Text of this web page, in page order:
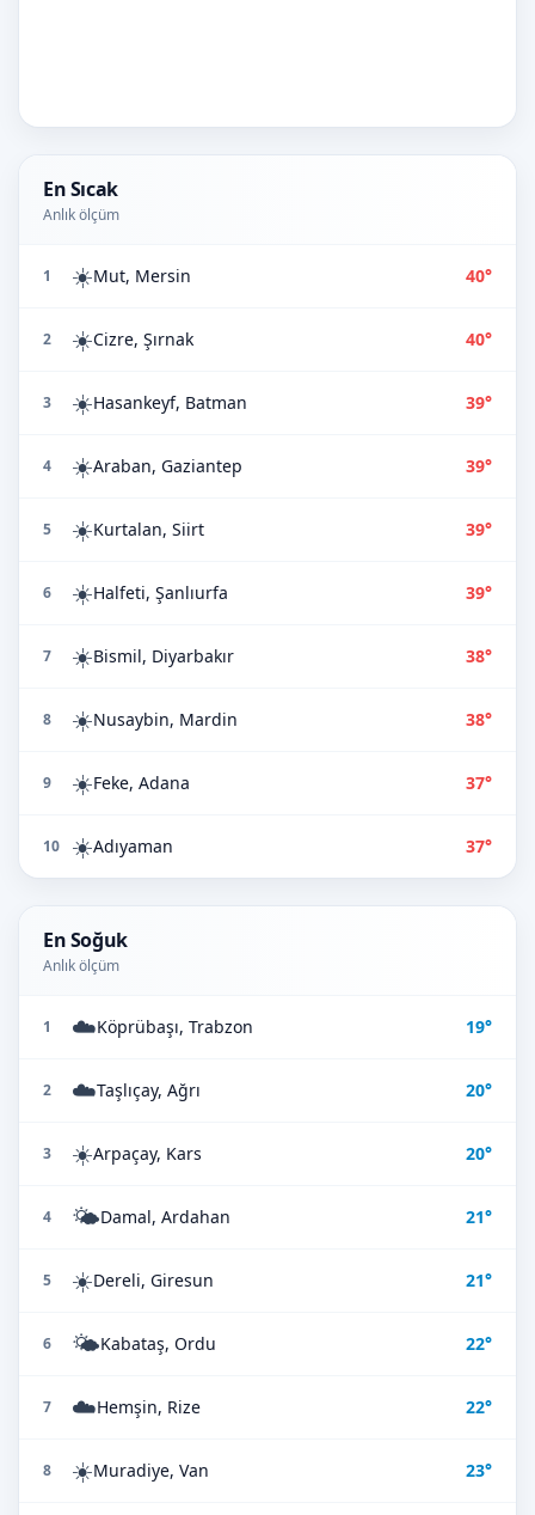
En Sıcak
Anlık ölçüm
1 ☀️Mut, Mersin 40°
2 ☀️Cizre, Şırnak 40°
3 ☀️Hasankeyf, Batman 39°
4 ☀️Araban, Gaziantep 39°
5 ☀️Kurtalan, Siirt 39°
6 ☀️Halfeti, Şanlıurfa 39°
7 ☀️Bismil, Diyarbakır 38°
8 ☀️Nusaybin, Mardin 38°
9 ☀️Feke, Adana 37°
10 ☀️Adıyaman 37°
En Soğuk
Anlık ölçüm
1 ☁️Köprübaşı, Trabzon 19°
2 ☁️Taşlıçay, Ağrı 20°
3 ☀️Arpaçay, Kars 20°
4 🌤️Damal, Ardahan 21°
5 ☀️Dereli, Giresun 21°
6 🌤️Kabataş, Ordu 22°
7 ☁️Hemşin, Rize 22°
8 ☀️Muradiye, Van 23°